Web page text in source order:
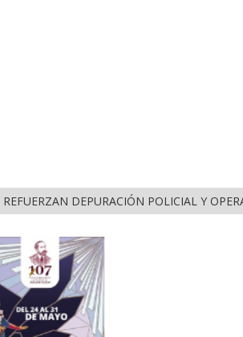
REFUERZAN DEPURACIÓN POLICIAL Y